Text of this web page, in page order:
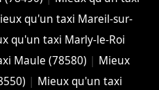
qu'un taxi Mareil-sur-
qu'un taxi Marly-le-Roi
Maule (78580) | Mieux
| Mieux qu'un taxi